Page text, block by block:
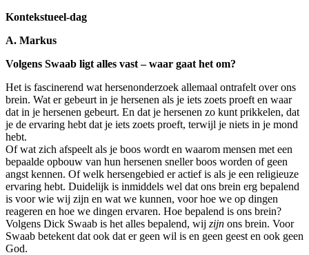
Kontekstueel-dag
A. Markus
Volgens Swaab ligt alles vast – waar gaat het om?
Het is fascinerend wat hersenonderzoek allemaal ontrafelt over ons
brein. Wat er gebeurt in je hersenen als je iets zoets proeft en waar
dat in je hersenen gebeurt. En dat je hersenen zo kunt prikkelen, dat
je de ervaring hebt dat je iets zoets proeft, terwijl je niets in je mond
hebt.
Of wat zich afspeelt als je boos wordt en waarom mensen met een
bepaalde opbouw van hun hersenen sneller boos worden of geen
angst kennen. Of welk hersengebied er actief is als je een religieuze
ervaring hebt. Duidelijk is inmiddels wel dat ons brein erg bepalend
is voor wie wij zijn en wat we kunnen, voor hoe we op dingen
reageren en hoe we dingen ervaren. Hoe bepalend is ons brein?
Volgens Dick Swaab is het alles bepalend, wij zijn ons brein. Voor
Swaab betekent dat ook dat er geen wil is en geen geest en ook geen
God.